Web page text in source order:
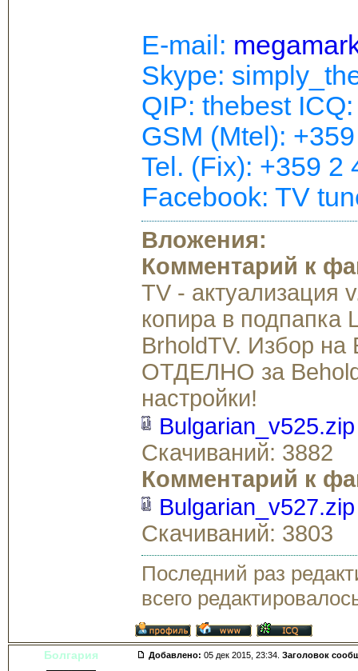
E-mail:
Skype:
QIP: thebest
GSM (Mtel):
Tel. (Fix): +359 2
Facebook: TV
Вложения:
Комментарий к
TV - актуализация
копира в подпапка
BrholdTV. Избор на
ОТДЕЛНО за
настройки!
Bulgarian_v525.zip
Скачиваний: 3882
Комментарий к
Bulgarian_v527.zip
Скачиваний: 3803
Последний раз
всего
Болгария Добавлено: 05 дек 2015, 23:34. Заголовок